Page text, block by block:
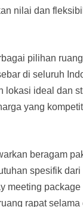
nilai dan
pilihan
di seluruh
ideal dan
yang
beragam
spesifik
meeting
rapat